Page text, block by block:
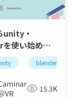
regulation
unity・
使い始めた
の入門Tipsblender
VR
15.3K